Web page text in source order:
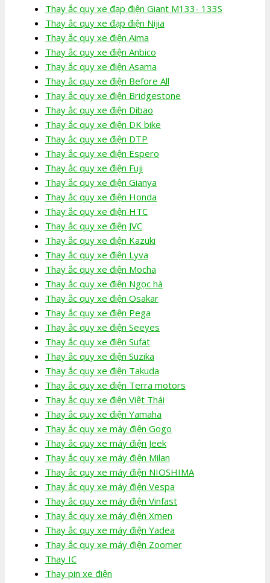
Thay ắc quy xe đạp điện Giant M133- 133S
Thay ắc quy xe đạp điện Nijia
Thay ắc quy xe điện Aima
Thay ắc quy xe điện Anbico
Thay ắc quy xe điện Asama
Thay ắc quy xe điện Before All
Thay ắc quy xe điện Bridgestone
Thay ắc quy xe điện Dibao
Thay ắc quy xe điện DK bike
Thay ắc quy xe điện DTP
Thay ắc quy xe điện Espero
Thay ắc quy xe điện Fuji
Thay ắc quy xe điện Gianya
Thay ắc quy xe điện Honda
Thay ắc quy xe điện HTC
Thay ắc quy xe điện JVC
Thay ắc quy xe điện Kazuki
Thay ắc quy xe điện Lyva
Thay ắc quy xe điện Mocha
Thay ắc quy xe điện Ngọc hà
Thay ắc quy xe điện Osakar
Thay ắc quy xe điện Pega
Thay ắc quy xe điện Seeyes
Thay ắc quy xe điện Sufat
Thay ắc quy xe điện Suzika
Thay ắc quy xe điện Takuda
Thay ắc quy xe điện Terra motors
Thay ắc quy xe điện Việt Thái
Thay ắc quy xe điện Yamaha
Thay ắc quy xe máy điện Gogo
Thay ắc quy xe máy điện Jeek
Thay ắc quy xe máy điện Milan
Thay ắc quy xe máy điện NIOSHIMA
Thay ắc quy xe máy điện Vespa
Thay ắc quy xe máy điện Vinfast
Thay ắc quy xe máy điện Xmen
Thay ắc quy xe máy điện Yadea
Thay ắc quy xe máy điện Zoomer
Thay IC
Thay pin xe điện